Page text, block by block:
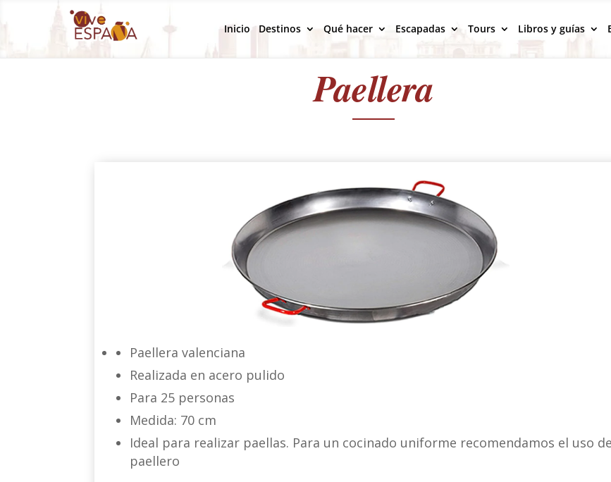
Inicio Destinos Qué hacer Escapadas Tours Libros y guías
Paellera
Paellera valenciana
Realizada en acero pulido
Para 25 personas
Medida: 70 cm
Ideal para realizar paellas. Para un cocinado uniforme recomendamos el uso
paellero